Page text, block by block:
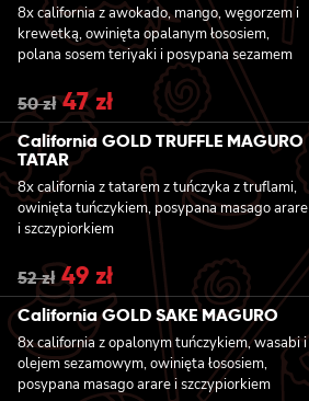
8x california z awokado, mango, węgorzem i
krewetką, owinięta opalanym łososiem,
polana sosem teriyaki i posypana sezamem
50zł Original
price
was:
50 zł.
47zł Current
price
is:
47 zł.
California GOLD TRUFFLE MAGURO
TATAR
8x california z tatarem z tuńczyka z truflami,
owinięta tuńczykiem, posypana masago arare
i szczypiorkiem
52zł Original
price
was:
52 zł.
49 zł Current
price
is:
49 zł.
California GOLD SAKE MAGURO
8x california z opalonym tuńczykiem, wasabi i
olejem sezamowym, owinięta łososiem,
posypana masago arare i szczypiorkiem